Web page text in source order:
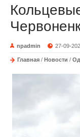
npadmin 27-09-
Главная / Новости /